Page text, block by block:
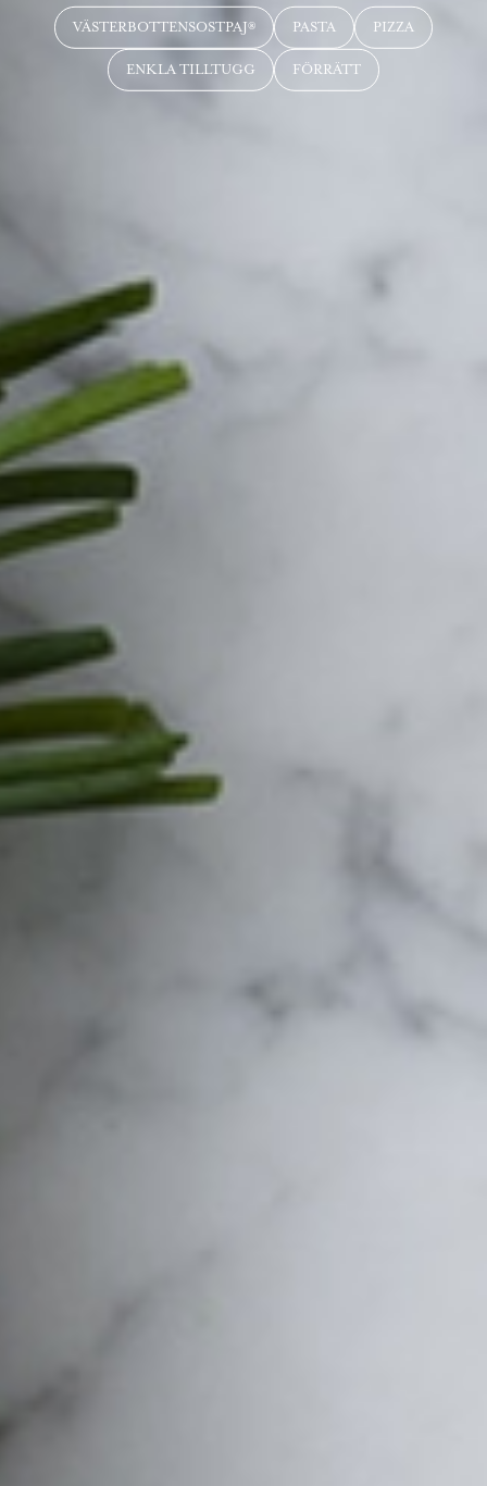
VÄSTERBOTTENSOSTPAJ® PASTA PIZZA
ENKLA TILLTUGG FÖRRÄTT